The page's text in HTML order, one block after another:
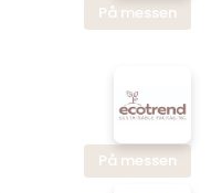
På messen
På messen